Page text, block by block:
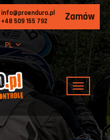
info@proenduro.pl
+48 509 155 792
Zamów
PL